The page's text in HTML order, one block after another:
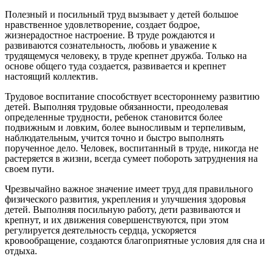
Полезный и посильный труд вызывает у детей большое
нравственное удовлетворение, создает бодрое,
жизнерадостное настроение. В труде рождаются и
развиваются сознательность, любовь и уважение к
трудящемуся человеку, в труде крепнет дружба. Только на
основе общего туда создается, развивается и крепнет
настоящий коллектив.
Трудовое воспитание способствует всестороннему развитию
детей. Выполняя трудовые обязанности, преодолевая
определенные трудности, ребенок становится более
подвижным и ловким, более выносливым и терпеливым,
наблюдательным, учится точно и быстро выполнять
порученное дело. Человек, воспитанный в труде, никогда не
растеряется в жизни, всегда сумеет побороть затруднения на
своем пути.
Чрезвычайно важное значение имеет труд для правильного
физического развития, укрепления и улучшения здоровья
детей. Выполняя посильную работу, дети развиваются и
крепнут, и их движения совершенствуются, при этом
регулируется деятельность сердца, ускоряется
кровообращение, создаются благоприятные условия для сна и
отдыха.